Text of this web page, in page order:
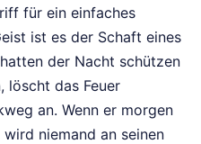
für ein einfaches
ist es der Schaft eines
der Nacht schützen
löscht das Feuer
an. Wenn er morgen
niemand an seinen